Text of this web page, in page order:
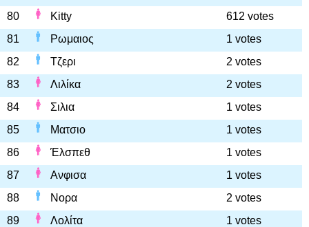
80
Kitty
612 votes
81
Ρωμαιος
1 votes
82
Τζερι
2 votes
83
Λιλίκα
2 votes
84
Σιλια
1 votes
85
Ματσιο
1 votes
86
Έλσπεθ
1 votes
87
Ανφισα
1 votes
88
Νορα
2 votes
89
Λολίτα
1 votes